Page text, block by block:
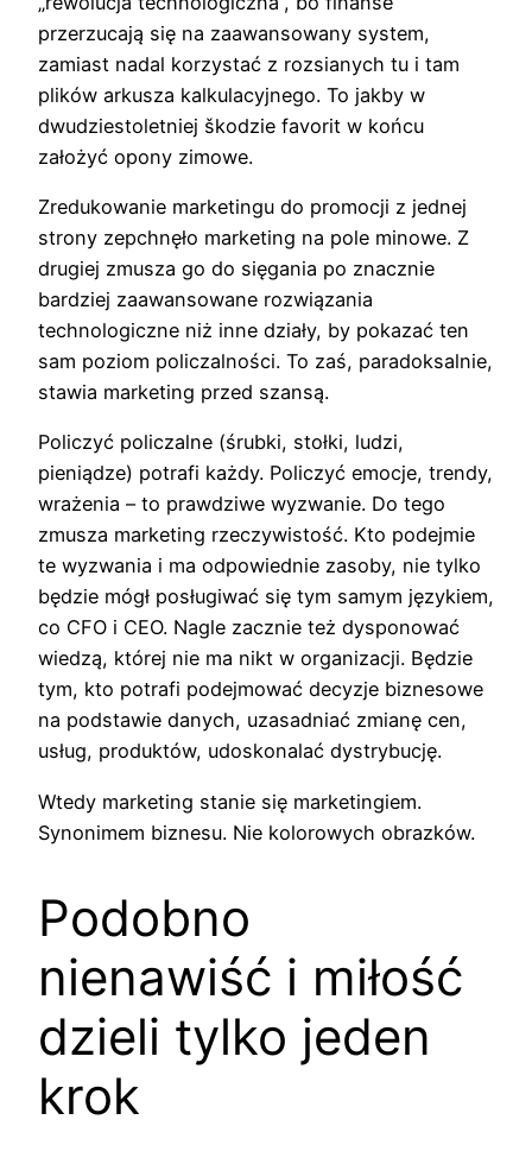
przerzucają się na zaawansowany system,
zamiast nadal korzystać z rozsianych tu i tam
plików arkusza kalkulacyjnego. To jakby w
dwudziestoletniej škodzie favorit w końcu
założyć opony zimowe.
Zredukowanie marketingu do promocji z jednej
strony zepchnęło marketing na pole minowe. Z
drugiej zmusza go do sięgania po znacznie
bardziej zaawansowane rozwiązania
technologiczne niż inne działy, by pokazać ten
sam poziom policzalności. To zaś, paradoksalnie,
stawia marketing przed szansą.
Policzyć policzalne (śrubki, stołki, ludzi,
pieniądze) potrafi każdy. Policzyć emocje, trendy,
wrażenia – to prawdziwe wyzwanie. Do tego
zmusza marketing rzeczywistość. Kto podejmie
te wyzwania i ma odpowiednie zasoby, nie tylko
będzie mógł posługiwać się tym samym językiem,
co CFO i CEO. Nagle zacznie też dysponować
wiedzą, której nie ma nikt w organizacji. Będzie
tym, kto potrafi podejmować decyzje biznesowe
na podstawie danych, uzasadniać zmianę cen,
usług, produktów, udoskonalać dystrybucję.
Wtedy marketing stanie się marketingiem.
Synonimem biznesu. Nie kolorowych obrazków.
Podobno
nienawiść i miłość
dzieli tylko jeden
krok